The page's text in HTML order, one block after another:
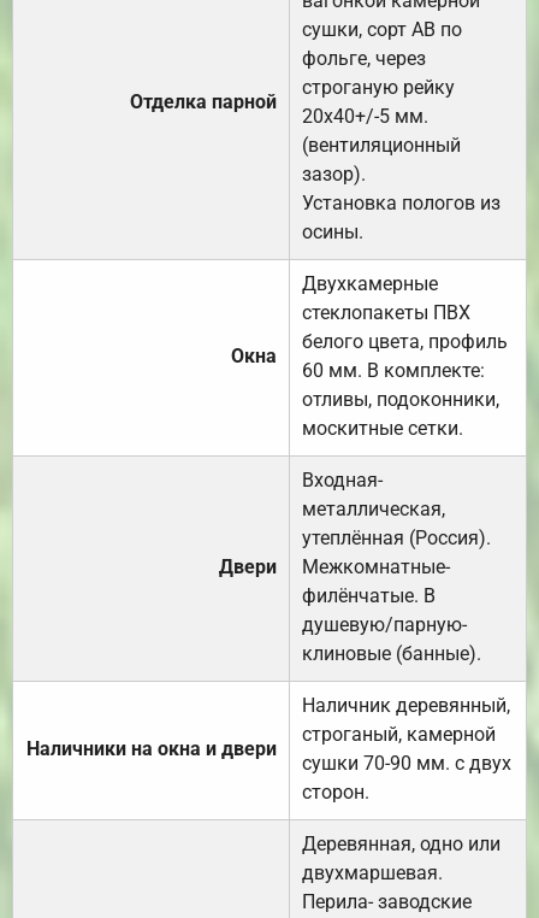
Отделка парной
сушки, сорт АВ по
фольге, через
строганую рейку
20х40+/-5 мм.
(вентиляционный
зазор).
Установка пологов из
осины.
Окна
Двухкамерные
стеклопакеты ПВХ
белого цвета, профиль
60 мм. В комплекте:
отливы, подоконники,
москитные сетки.
Двери
Входная-
металлическая,
утеплённая (Россия).
Межкомнатные-
филёнчатые. В
душевую/парную-
клиновые (банные).
Наличники на окна и двери
Наличник деревянный,
строганый, камерной
сушки 70-90 мм. с двух
сторон.
Деревянная, одно или
двухмаршевая.
Перила- заводские